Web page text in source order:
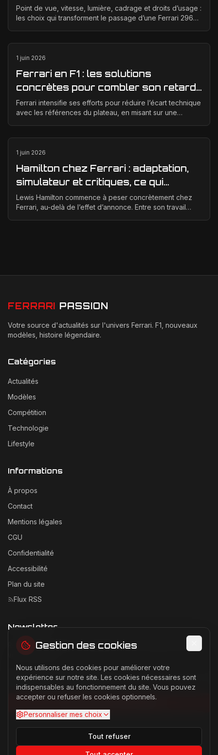
éditoriale qui raconte la course
Point de vue, vitesse, lumière, cadrage et droits d’usage :
les choix qui transforment le passage d’une Ferrari 296
1 juin 2026
Ferrari en F1 : les solutions
concrètes pour combler son retard
technique en 2026
Ferrari intensifie ses efforts pour réduire l’écart technique
avec les références du plateau, en misant sur une
1 juin 2026
Hamilton chez Ferrari : adaptation,
simulateur et critiques, ce qui
change vraiment pour la Scuderia
Lewis Hamilton commence à peser concrètement chez
Ferrari, au-delà de l’effet d’annonce. Entre son travail
FERRARI PASSION
Votre source d'actualités sur l'univers Ferrari. F1, nouveaux
modèles, histoire légendaire.
Catégories
Actualités
Modèles
Compétition
Technologie
Lifestyle
Informations
À propos
Contact
Mentions légales
CGU
Confidentialité
Accessibilité
Plan du site
Flux RSS
Newsletter
Recevez les dernières actualités Ferrari directement dans
Adresse email pour la newsletter
S'abonner à la newsletter
Gestion des cookies
Nous utilisons des cookies pour améliorer votre
expérience sur notre site. Les cookies nécessaires sont
indispensables au fonctionnement du site. Vous pouvez
accepter ou refuser les cookies optionnels.
Personnaliser mes choix
Tout refuser